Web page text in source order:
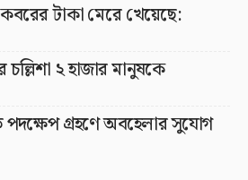
টাকা মেরে খেয়েছে:
২ হাজার মানুষকে
পদক্ষেপ গ্রহণে অবহেলার সুযোগ